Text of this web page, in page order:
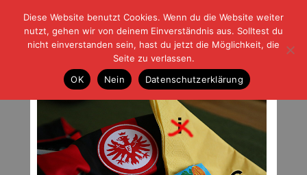
| | |BLOG-GFußball und der Rest
HOME|REGELN|IMPRESSUM |DATENSCHUTZ
Bilderrätsel
Samstag, 24.01.15 | 04:05 Uhr
Diese Website benutzt Cookies. Wenn du die Website weiter
nutzt, gehen wir von deinem Einverständnis aus. Solltest du
nicht einverstanden sein, hast du jetzt die Möglichkeit, die
Seite zu verlassen.
OK
Nein Datenschutzerklärung